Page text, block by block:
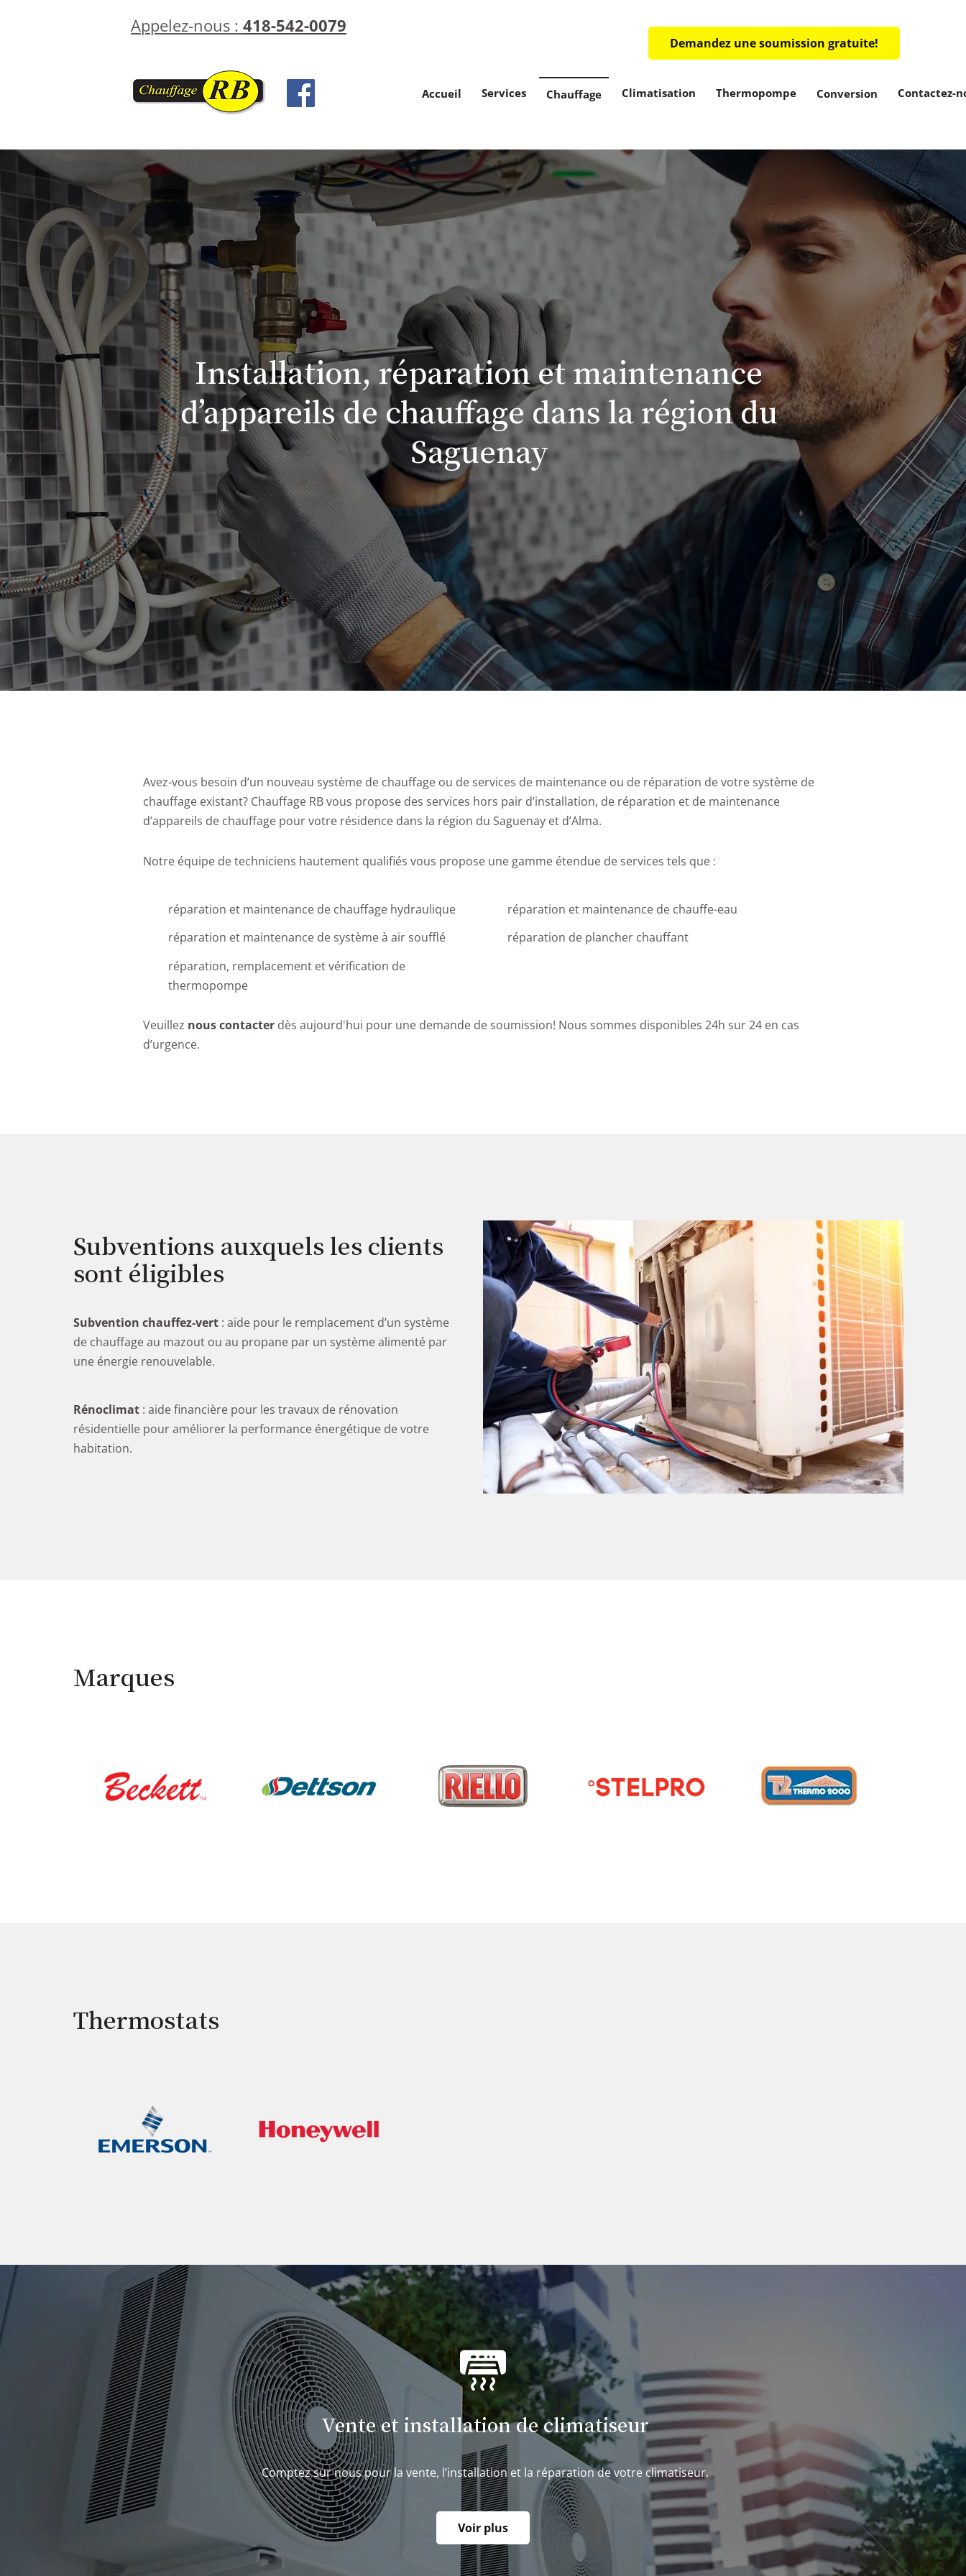
Appelez-nous : 418-542-0079
Demandez une soumission gratuite!
Accueil Services Chauffage Climatisation Thermopompe Conversion Contactez-
Installation, réparation et maintenance
d’appareils de chauffage dans la région du
Saguenay
Avez-vous besoin d’un nouveau système de chauffage ou de services de maintenance ou de réparation de votre système de
chauffage existant? Chauffage RB vous propose des services hors pair d’installation, de réparation et de maintenance
d’appareils de chauffage pour votre résidence dans la région du Saguenay et d’Alma.
Notre équipe de techniciens hautement qualifiés vous propose une gamme étendue de services tels que :
réparation et maintenance de chauffage hydraulique
réparation et maintenance de chauffe-eau
réparation et maintenance de système à air soufflé
réparation de plancher chauffant
réparation, remplacement et vérification de
thermopompe
Veuillez nous contacter dès aujourd'hui pour une demande de soumission! Nous sommes disponibles 24h sur 24 en cas
d’urgence.
Subventions auxquels les clients
sont éligibles
Subvention chauffez-vert : aide pour le remplacement d’un système
de chauffage au mazout ou au propane par un système alimenté par
une énergie renouvelable.
Rénoclimat : aide financière pour les travaux de rénovation
résidentielle pour améliorer la performance énergétique de votre
habitation.
Marques
Thermostats
Vente et installation de climatiseur
Comptez sur nous pour la vente, l’installation et la réparation de votre climatiseur.
Voir plus